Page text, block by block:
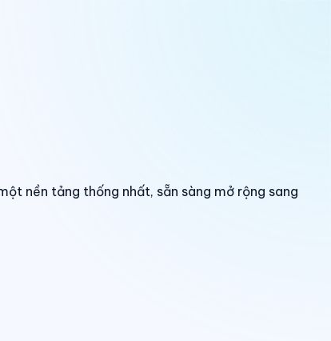
nền tảng thống nhất, sẵn sàng mở rộng sang